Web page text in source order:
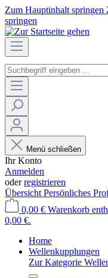
Zum Hauptinhalt springen
springen
Menü schließen
Ihr Konto
Anmelden
oderregistrieren
Übersicht Persönliches
0,00 € Warenkorb
0,00 €.
Home
Wellenkupplungen
Zur Kategorie